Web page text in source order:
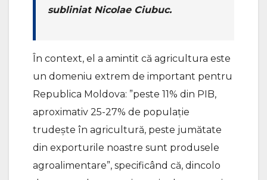
subliniat Nicolae Ciubuc.
În context, el a amintit că agricultura este
un domeniu extrem de important pentru
Republica Moldova: ”peste 11% din PIB,
aproximativ 25-27% de populație
trudește în agricultură, peste jumătate
din exporturile noastre sunt produsele
agroalimentare”, specificând că, dincolo